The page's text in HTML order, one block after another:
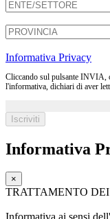
Informativa Privacy
Cliccando sul pulsante
l'informativa, dichiari di aver
Informativa
×
TRATTAMENTO